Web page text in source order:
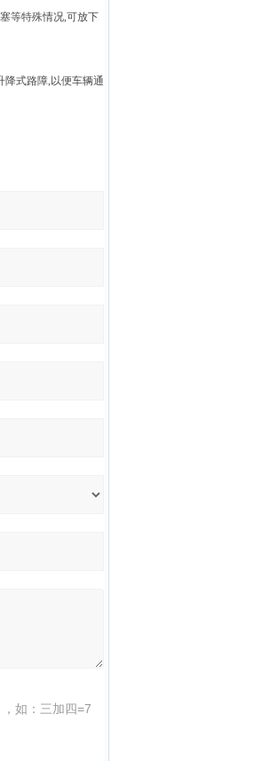
等特殊情况,可放下
降式路障, 以便车辆通
如：三加四=7